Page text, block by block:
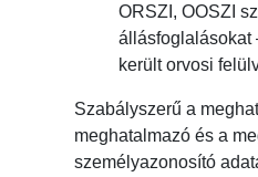
ORSZI, OOSZI
állásfoglalásokat
került orvosi
Szabályszerű a
meghatalmazó és a
személyazonosító